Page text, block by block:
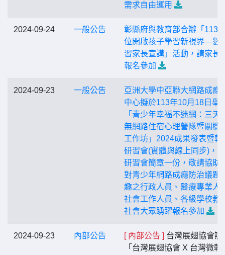
需求自由運用
2024-09-24 一般公告
彰縣府與教育部合辦「113
位開啟孩子學習新視界—數
習家長宣講」活動，請家長
報名參加
2024-09-23 一般公告
亞洲大學中亞聯大網路成癮
中心擬於113年10月18日舉
「青少年幸福不迷網：三天
無網路住宿心理營隊暨關機
工作坊」2024成果發表暨輔
研習會(實體與線上同步)，
研習會簡章一份，敬請協助
對青少年網路成癮防治議題
趣之行政人員、醫療專業人
社會工作人員、各級學校教
社會大眾踴躍報名參加
2024-09-23 內部公告 [ 內部公告 ] 台灣展翅協會辦
「台灣展翅協會 X 台灣微軟